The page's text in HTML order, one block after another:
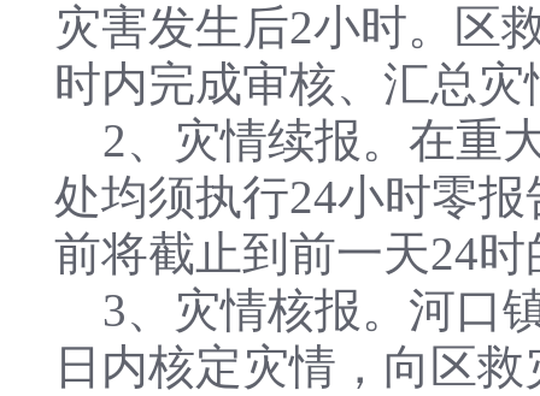
灾害发生后2小时。区
时内完成审核、汇总
2、灾情续报。在重
处均须执行24小时零
前将截止到前一天24
3、灾情核报。河口
日内核定灾情，向区